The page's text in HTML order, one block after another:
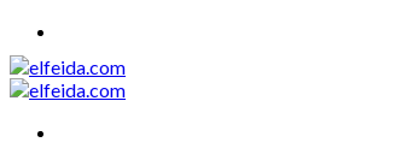
Skip
to
content